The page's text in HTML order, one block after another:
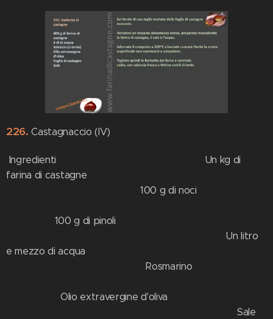
226. Castagnaccio (IV)
Ingredienti Un kg di
farina di castagne
100 g di noci
100 g di pinoli
Un litro
e mezzo di acqua
Rosmarino
Olio extravergine d'oliva
Sale